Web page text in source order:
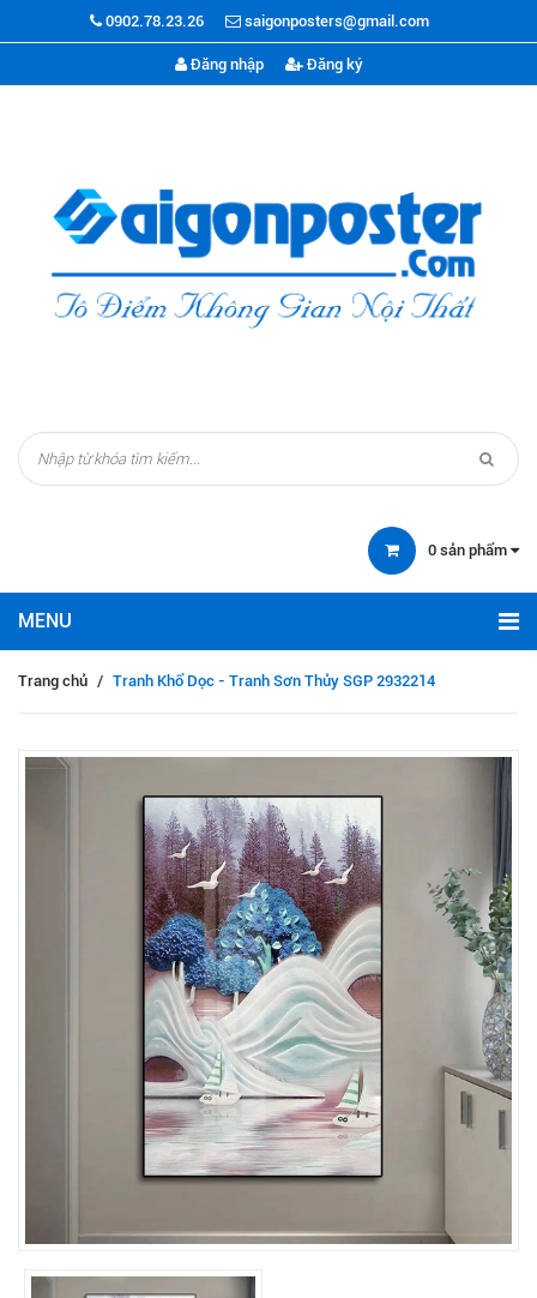
0902.78.23.26 saigonposters@gmail.com
Đăng nhập Đăng ký
0 sản phẩm
Trang chủ / Tranh Khổ Dọc - Tranh Sơn Thủy SGP 2932214